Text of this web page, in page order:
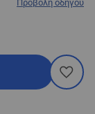
Προβολή οδηγού